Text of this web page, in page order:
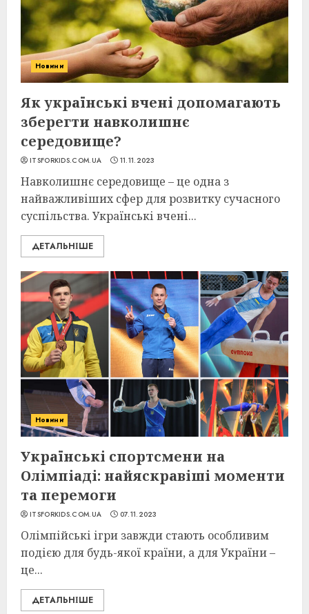
Новини
Як українські вчені допомагають
зберегти навколишнє
середовище?
ITSFORKIDS.COM.UA 11.11.2023
Навколишнє середовище – це одна з
найважливіших сфер для розвитку сучасного
суспільства. Українські вчені...
ДЕТАЛЬНІШЕ
Новини
Українські спортсмени на
Олімпіаді: найяскравіші моменти
та перемоги
ITSFORKIDS.COM.UA 07.11.2023
Олімпійські ігри завжди стають особливим
подією для будь-якої країни, а для України –
це...
ДЕТАЛЬНІШЕ